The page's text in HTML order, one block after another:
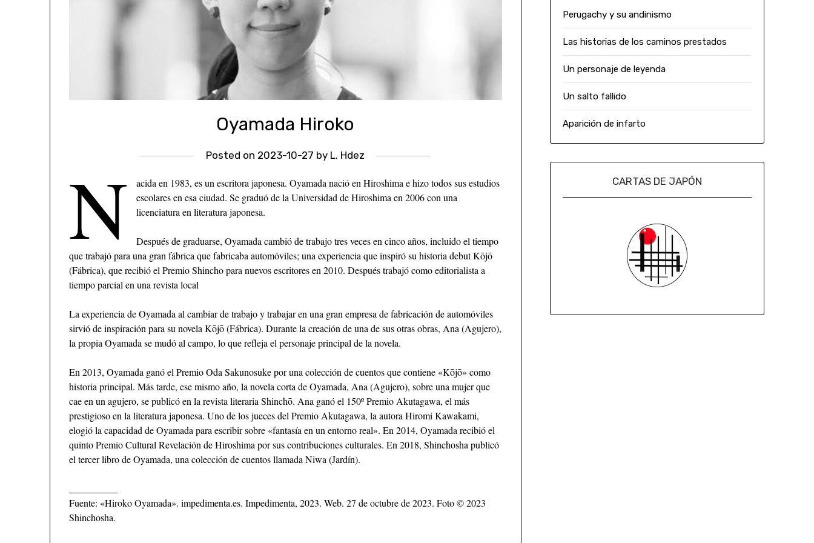
Oyamada Hiroko
Posted on 2023-10-27 by L. Hdez
N
acida en 1983, es un escritora japonesa. Oyamada nació en Hiroshima e hizo todos sus estudios
escolares en esa ciudad. Se graduó de la Universidad de Hiroshima en 2006 con una
licenciatura en literatura japonesa.
Después de graduarse, Oyamada cambió de trabajo tres veces en cinco años, incluido el tiempo
que trabajó para una gran fábrica que fabricaba automóviles; una experiencia que inspiró su historia debut Kōjō
(Fábrica), que recibió el Premio Shincho para nuevos escritores en 2010. Después trabajó como editorialista a
tiempo parcial en una revista local
La experiencia de Oyamada al cambiar de trabajo y trabajar en una gran empresa de fabricación de automóviles
sirvió de inspiración para su novela Kōjō (Fábrica). Durante la creación de una de sus otras obras, Ana (Agujero),
la propia Oyamada se mudó al campo, lo que refleja el personaje principal de la novela.
En 2013, Oyamada ganó el Premio Oda Sakunosuke por una colección de cuentos que contiene «Kōjō» como
historia principal. Más tarde, ese mismo año, la novela corta de Oyamada, Ana (Agujero), sobre una mujer que
cae en un agujero, se publicó en la revista literaria Shinchō. Ana ganó el 150º Premio Akutagawa, el más
prestigioso en la literatura japonesa. Uno de los jueces del Premio Akutagawa, la autora Hiromi Kawakami,
elogió la capacidad de Oyamada para escribir sobre «fantasía en un entorno real». En 2014, Oyamada recibió el
quinto Premio Cultural Revelación de Hiroshima por sus contribuciones culturales. En 2018, Shinchosha publicó
el tercer libro de Oyamada, una colección de cuentos llamada Niwa (Jardín).
Fuente: «Hiroko Oyamada». impedimenta.es. Impedimenta, 2023. Web. 27 de octubre de 2023. Foto © 2023
Shinchosha.
Perugachy y su andinismo
Las historias de los caminos prestados
Un personaje de leyenda
Un salto fallido
Aparición de infarto
CARTAS DE JAPÓN